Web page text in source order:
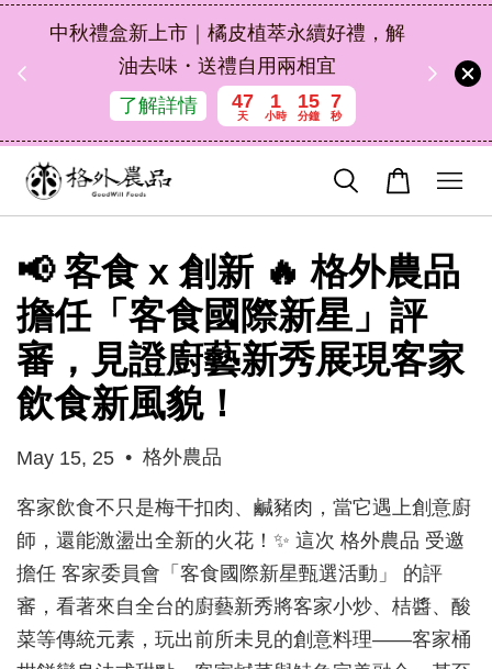
中秋禮盒新上市｜橘皮植萃永續好禮，解
油去味・送禮自用兩相宜
了解詳情
47
天
1
小時
15
分鐘
6
秒
📢 客食 x 創新 🔥 格外農品
擔任「客食國際新星」評
審，見證廚藝新秀展現客家
飲食新風貌！
May 15, 25 • 格外農品
客家飲食不只是梅干扣肉、鹹豬肉，當它遇上創意廚
師，還能激盪出全新的火花！✨ 這次 格外農品 受邀
擔任 客家委員會「客食國際新星甄選活動」 的評
審，看著來自全台的廚藝新秀將客家小炒、桔醬、酸
菜等傳統元素，玩出前所未見的創意料理——客家桶